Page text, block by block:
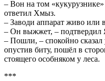
– Вон на том
ответил Хмыз.
– Заводи аппарат живо или
– Он выжжет, – подтвердил
– Пошли, – спокойно
опустив биту, пошёл в
стоящего особняком у леса.
***